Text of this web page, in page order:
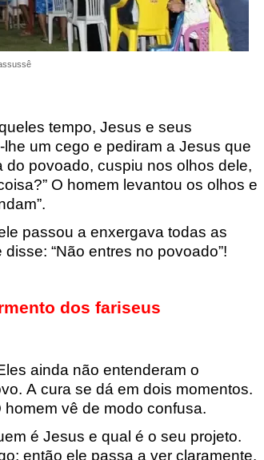
s tempo, Jesus e seus
lhe um cego e pediram a Jesus que
do povoado, cuspiu nos olhos dele,
O homem levantou os olhos e
passou a enxergava todas as
“Não entres no povoado”!
dos fariseus
ainda não entenderam o
A cura se dá em dois momentos.
homem vê de modo confusa.
é Jesus e qual é o seu projeto.
; então ele passa a ver claramente.